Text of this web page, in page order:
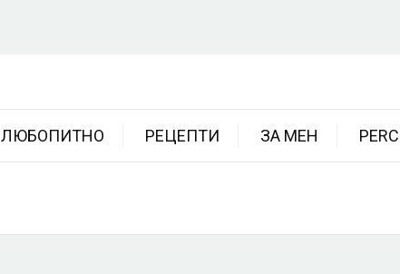
ЛЮБОПИТНО РЕЦЕПТИ ЗА МЕН